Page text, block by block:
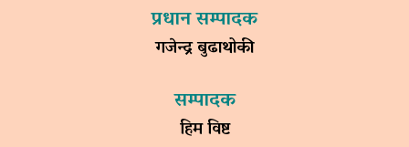
प्रधान सम्पादक
गजेन्द्र बुढाथोकी
सम्पादक
हिम विष्ट